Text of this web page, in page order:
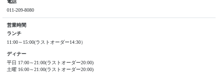
電話
011-209-8080
営業時間
ランチ
11:00～15:00(ラストオーダー14:30）
ディナー
平日 17:00～21:00(ラストオーダー20:00)
土曜 16:00～21:00(ラストオーダー20:00)